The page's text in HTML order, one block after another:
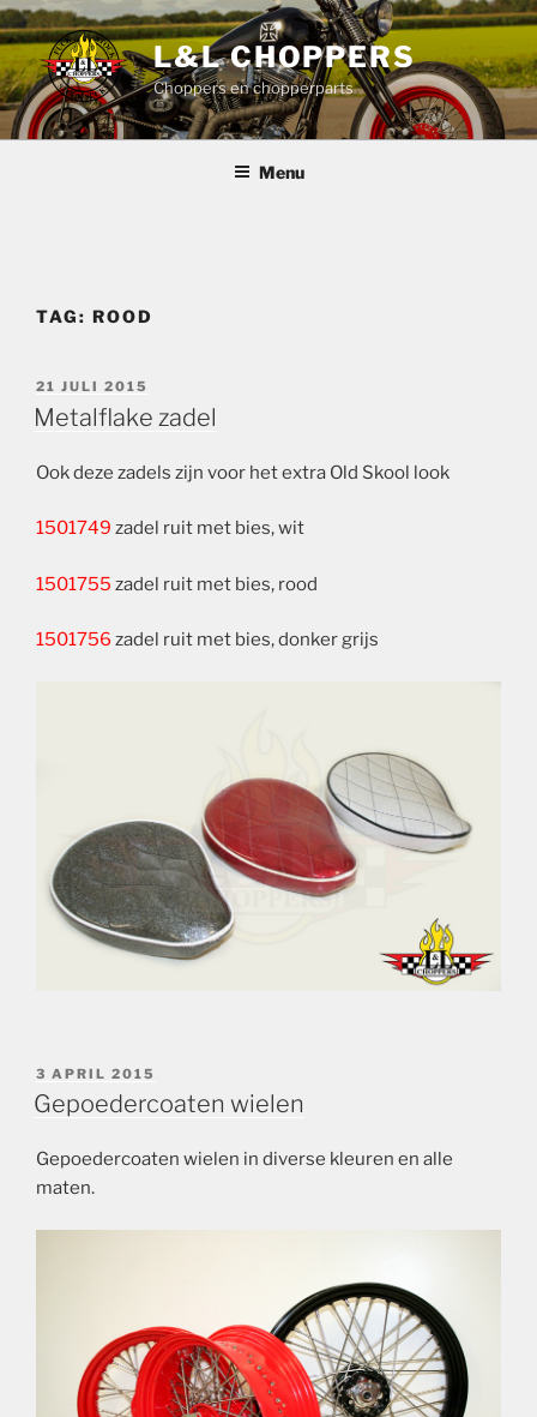
Ga
naar
de
inhoud
L&L CHOPPERS
Choppers en chopperparts
Menu
TAG: ROOD
GEPLAATST
OP
21 JULI 2015
Metalflake zadel
Ook deze zadels zijn voor het extra Old Skool look
1501749 zadel ruit met bies, wit
1501755 zadel ruit met bies, rood
1501756 zadel ruit met bies, donker grijs
GEPLAATST
OP
3 APRIL 2015
Gepoedercoaten wielen
Gepoedercoaten wielen in diverse kleuren en alle
maten.